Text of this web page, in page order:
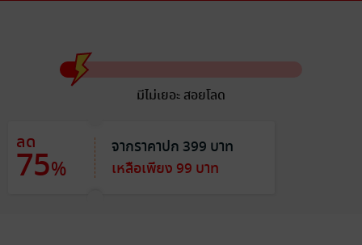
มีไม่เยอะ สอยโลด
ลด
75%
จากราคาปก 399 บาท
เหลือเพียง 99 บาท